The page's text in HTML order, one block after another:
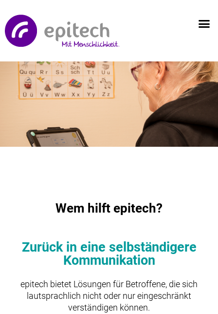
Wem hilft epitech?
Zurück in eine selbständigere
Kommunikation
epitech bietet Lösungen für Betroffene, die sich
lautsprachlich nicht oder nur eingeschränkt
verständigen können.